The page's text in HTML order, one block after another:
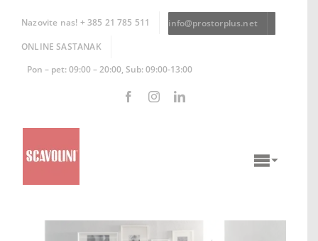
Nazovite nas! + 385 21 785 511
info@prostorplus.net
ONLINE SASTANAK
Pon – pet: 09:00 – 20:00, Sub: 09:00-13:00
Toggle